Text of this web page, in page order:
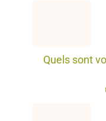
Quels sont